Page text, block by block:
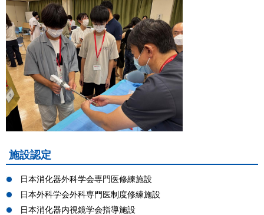
施設認定
日本消化器外科学会専門医修練施設
日本外科学会外科専門医制度修練施設
日本消化器内視鏡学会指導施設